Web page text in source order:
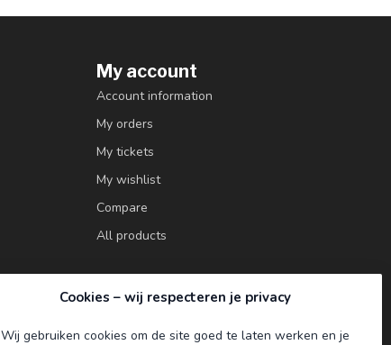
My account
Account information
My orders
My tickets
My wishlist
Compare
All products
Cookies – wij respecteren je privacy
Wij gebruiken cookies om de site goed te laten werken en je